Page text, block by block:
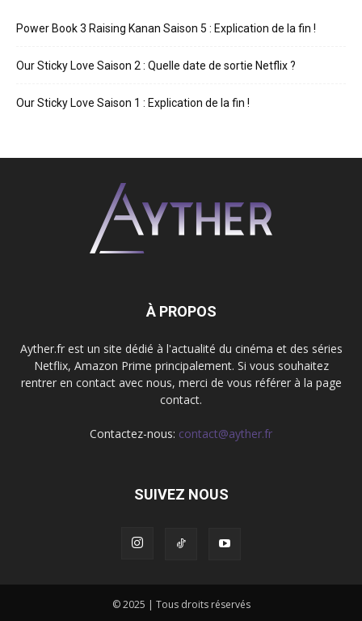
Power Book 3 Raising Kanan Saison 5 : Explication de la fin !
Our Sticky Love Saison 2 : Quelle date de sortie Netflix ?
Our Sticky Love Saison 1 : Explication de la fin !
À PROPOS
Ayther.fr est un site dédié à l'actualité du cinéma et des séries
Netflix, Amazon Prime principalement. Si vous souhaitez
rentrer en contact avec nous, merci de vous référer à la page
contact.
Contactez-nous: contact@ayther.fr
SUIVEZ NOUS
© 2025 | Tous droits réservés